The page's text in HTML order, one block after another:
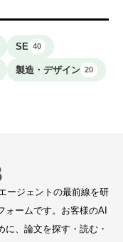
SE 40
製造・デザイン 20
ージェントの最前線を研
ォームです。お客様のAI
、論文を探す・読む・